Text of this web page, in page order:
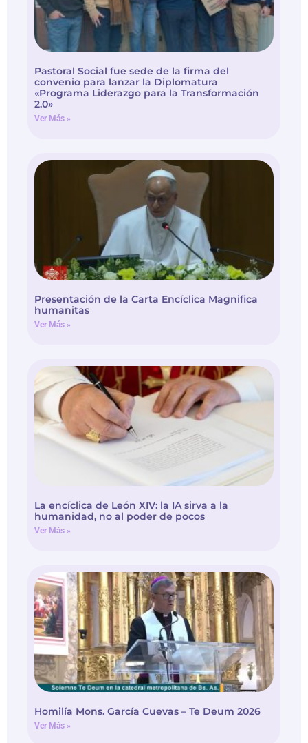
Pastoral Social fue sede de la firma del
convenio para lanzar la Diplomatura
«Programa Liderazgo para la Transformación
2.0»
Ver Más »
Presentación de la Carta Encíclica Magnifica
humanitas
Ver Más »
La encíclica de León XIV: la IA sirva a la
humanidad, no al poder de pocos
Ver Más »
Homilía Mons. García Cuevas – Te Deum 2026
Ver Más »